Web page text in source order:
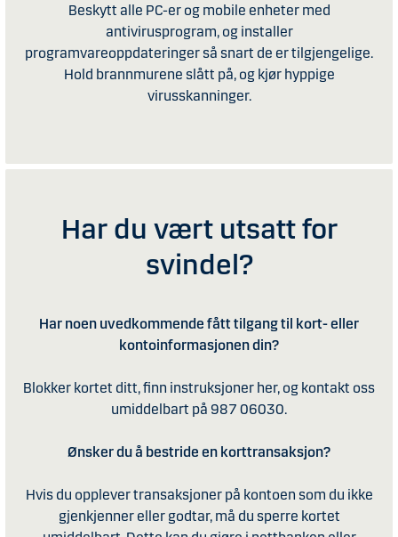
Beskytt alle PC-er og mobile enheter med
antivirusprogram, og installer
programvareoppdateringer så snart de er tilgjengelige.
Hold brannmurene slått på, og kjør hyppige
virusskanninger.
Har du vært utsatt for
svindel?
Har noen uvedkommende fått tilgang til kort- eller
kontoinformasjonen din?
Blokker kortet ditt, finn instruksjoner her, og kontakt oss
umiddelbart på 987 06030.
Ønsker du å bestride en korttransaksjon?
Hvis du opplever transaksjoner på kontoen som du ikke
gjenkjenner eller godtar, må du sperre kortet